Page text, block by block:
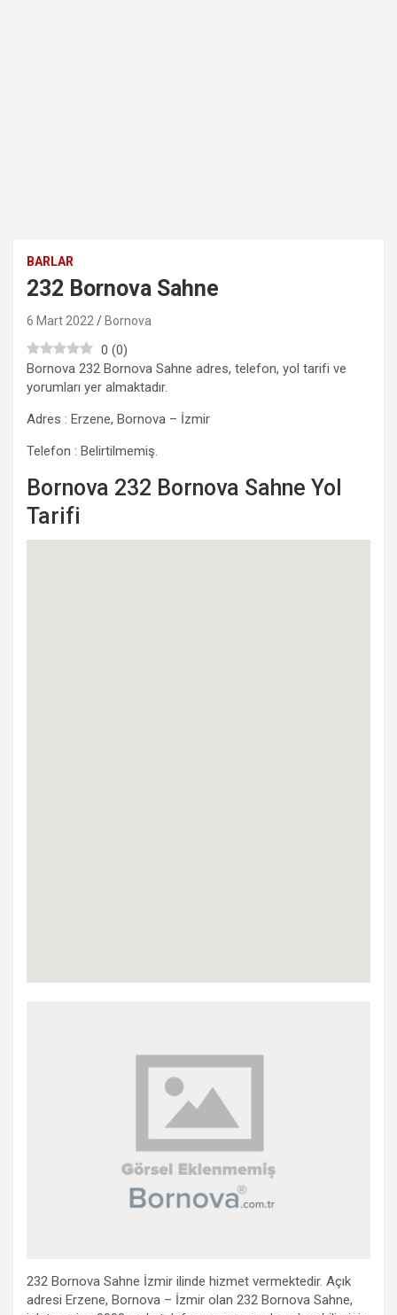
BARLAR
232 Bornova Sahne
6 Mart 2022 Bornova
0 (0)
Bornova 232 Bornova Sahne adres, telefon, yol tarifi ve
yorumları yer almaktadır.
Adres : Erzene, Bornova – İzmir
Telefon : Belirtilmemiş.
Bornova 232 Bornova Sahne Yol
Tarifi
232 Bornova Sahne İzmir ilinde hizmet vermektedir. Açık
adresi Erzene, Bornova – İzmir olan 232 Bornova Sahne,